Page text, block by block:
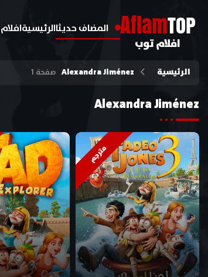
AflamTOP
افلام توب
المضاف حديثاالرئيسية
الرئيسية Alexandra Jiménez صفحة 1
Alexandra Jiménez
مترجم